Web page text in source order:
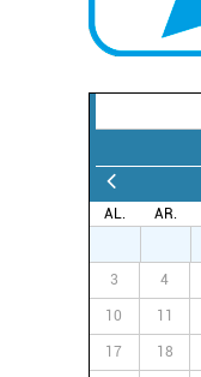
AL. AR.
3 4
10 11
17 18